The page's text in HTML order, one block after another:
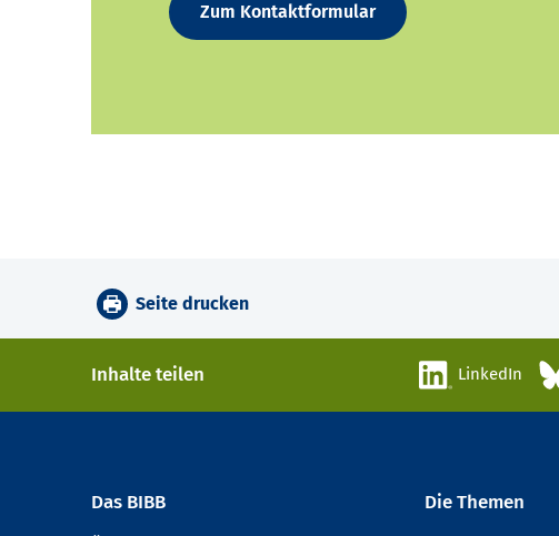
Zum Kontaktformular
Seite drucken
Inhalte teilen LinkedIn
Das BIBB Die Themen